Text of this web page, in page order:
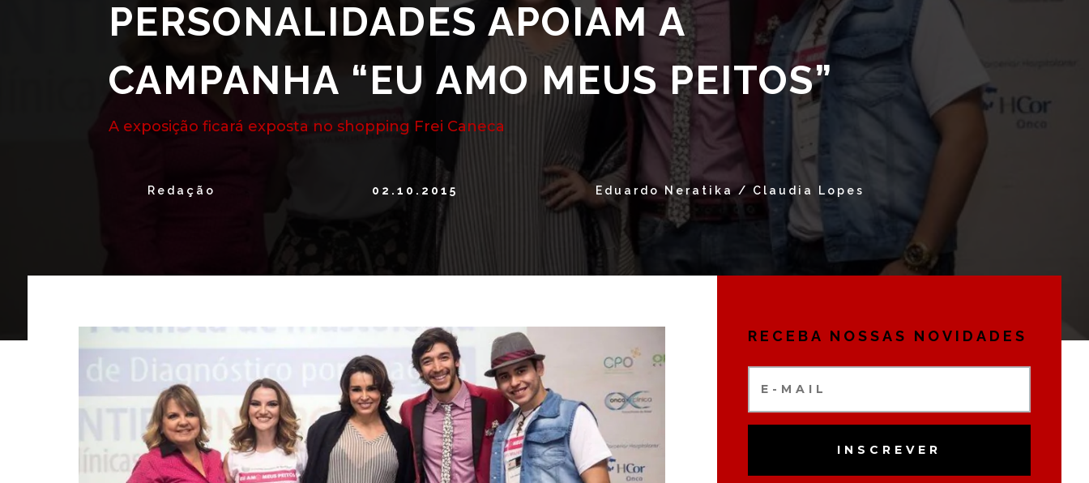
PERSONALIDADES APOIAM A
CAMPANHA “EU AMO MEUS PEITOS”
A exposição ficará exposta no shopping Frei Caneca
Redação 02.10.2015 Eduardo Neratika / Claudia Lopes
RECEBA NOSSAS NOVIDADES
INSCREVER